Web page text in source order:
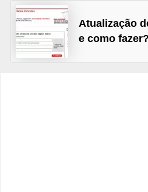
Atualização
e como fazer?
r
t
ã
o